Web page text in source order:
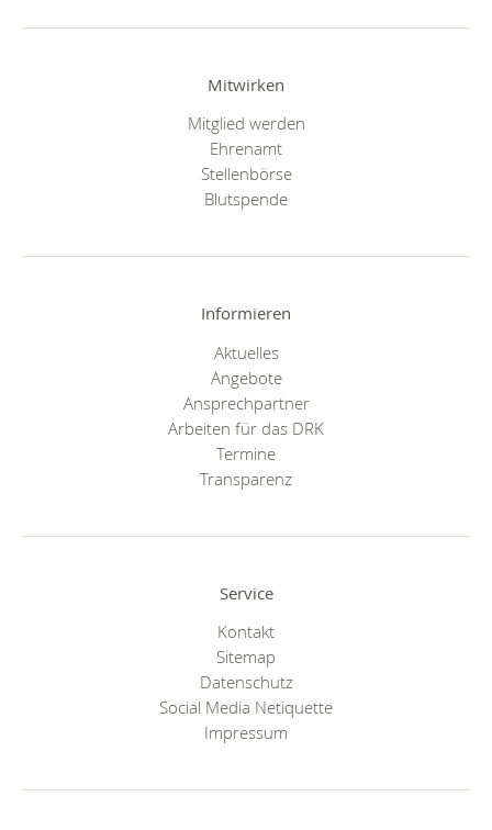
Mitwirken
Mitglied werden
Ehrenamt
Stellenbörse
Blutspende
Informieren
Aktuelles
Angebote
Ansprechpartner
Arbeiten für das DRK
Termine
Transparenz
Service
Kontakt
Sitemap
Datenschutz
Social Media Netiquette
Impressum